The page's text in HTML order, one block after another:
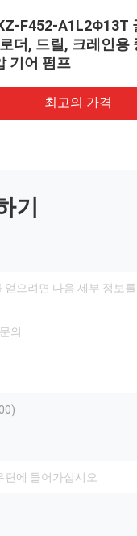
F452-A1L2Φ13T
더, 드릴, 크레인용
기어 펌프
최고의 가격
기